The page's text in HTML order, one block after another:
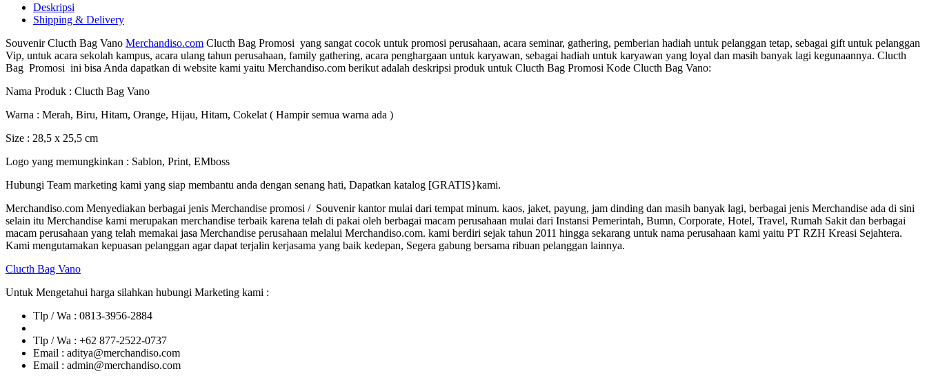
Deskripsi
Shipping & Delivery
Souvenir Clucth Bag Vano Merchandiso.com Clucth Bag Promosi yang sangat cocok untuk promosi perusahaan, acara seminar, gathering, pemberian hadiah untuk pelanggan tetap, sebagai gift untuk pelanggan
Vip, untuk acara sekolah kampus, acara ulang tahun perusahaan, family gathering, acara penghargaan untuk karyawan, sebagai hadiah untuk karyawan yang loyal dan masih banyak lagi kegunaannya. Clucth
Bag Promosi ini bisa Anda dapatkan di website kami yaitu Merchandiso.com berikut adalah deskripsi produk untuk Clucth Bag Promosi Kode Clucth Bag Vano:
Nama Produk : Clucth Bag Vano
Warna : Merah, Biru, Hitam, Orange, Hijau, Hitam, Cokelat ( Hampir semua warna ada )
Size : 28,5 x 25,5 cm
Logo yang memungkinkan : Sablon, Print, EMboss
Hubungi Team marketing kami yang siap membantu anda dengan senang hati, Dapatkan katalog [GRATIS}kami.
Merchandiso.com Menyediakan berbagai jenis Merchandise promosi / Souvenir kantor mulai dari tempat minum. kaos, jaket, payung, jam dinding dan masih banyak lagi, berbagai jenis Merchandise ada di sini
selain itu Merchandise kami merupakan merchandise terbaik karena telah di pakai oleh berbagai macam perusahaan mulai dari Instansi Pemerintah, Bumn, Corporate, Hotel, Travel, Rumah Sakit dan berbagai
macam perusahaan yang telah memakai jasa Merchandise perusahaan melalui Merchandiso.com. kami berdiri sejak tahun 2011 hingga sekarang untuk nama perusahaan kami yaitu PT RZH Kreasi Sejahtera.
Kami mengutamakan kepuasan pelanggan agar dapat terjalin kerjasama yang baik kedepan, Segera gabung bersama ribuan pelanggan lainnya.
Clucth Bag Vano
Untuk Mengetahui harga silahkan hubungi Marketing kami :
Tlp / Wa : 0813-3956-2884
Tlp / Wa : +62 877-2522-0737
Email : aditya@merchandiso.com
Email : admin@merchandiso.com